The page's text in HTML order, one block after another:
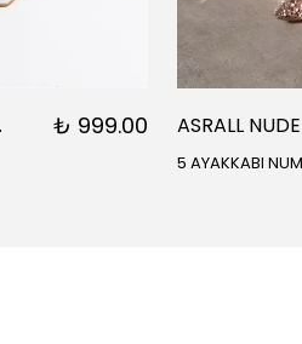
₺ 999.00
5 AYAKKABI